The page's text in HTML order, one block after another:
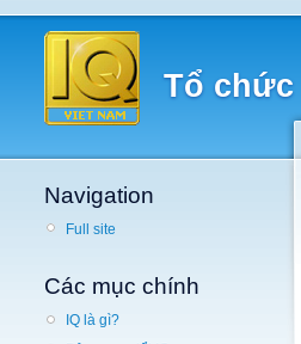
Tổ chức
Navigation
Full site
Các mục chính
IQ là gì?